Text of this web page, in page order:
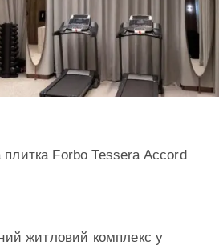
плитка Forbo Tessera Accord
житловий комплекс у